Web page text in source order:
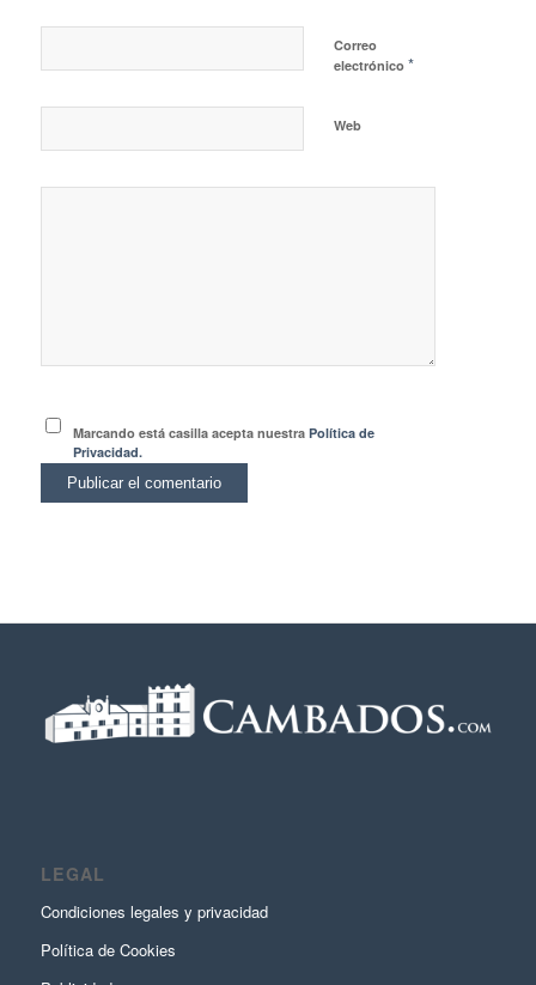
Correo
electrónico *
Web
Marcando está casilla acepta nuestraPolítica de
Privacidad.
LEGAL
Condiciones legales y privacidad
Política de Cookies